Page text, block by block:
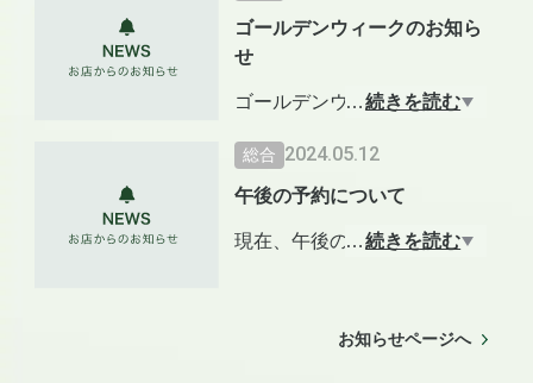
⭐️8月9日(日)〜8月12日(水)はお
休みさせていただきます。
ります。
ゴールデンウィークのお知ら
せ
ゴールデンウィークは、下記
す。よろしくお願いします。
⭐️4月29日(水)、5月5日(火)、6
…続きを読む
総合 2024.05.12
午後の予約について
現在、午後の予約は電話で
…続きを読む
お知らせページへ